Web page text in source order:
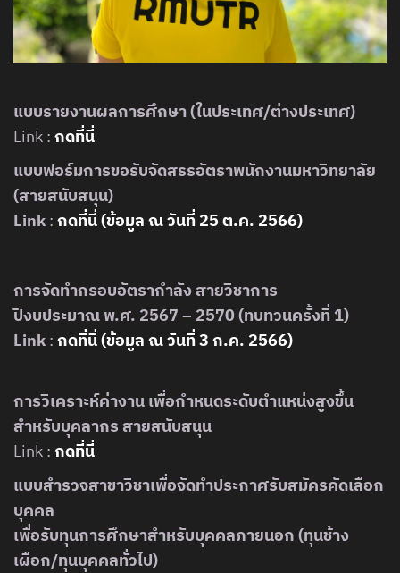
แบบรายงานผลการศึกษา (ในประเทศ/ต่างประเทศ)
Link : กดที่นี่
แบบฟอร์มการขอรับจัดสรรอัตราพนักงานมหาวิทยาลัย
(สายสนับสนุน)
Link : กดที่นี่ (ข้อมูล ณ วันที่ 25 ต.ค. 2566)
การจัดทำกรอบอัตรากำลัง สายวิชาการ
ปีงบประมาณ พ.ศ. 2567 – 2570 (ทบทวนครั้งที่ 1)
Link : กดที่นี่ (ข้อมูล ณ วันที่ 3 ก.ค. 2566)
การวิเคราะห์ค่างาน เพื่อกำหนดระดับตำแหน่งสูงขึ้น
สำหรับบุคลากร สายสนับสนุน
Link : กดที่นี่
แบบสำรวจสาขาวิชาเพื่อจัดทำประกาศรับสมัครคัดเลือก
บุคคล
เพื่อรับทุนการศึกษาสำหรับบุคคลภายนอก (ทุนช้าง
เผือก/ทุนบุคคลทั่วไป)